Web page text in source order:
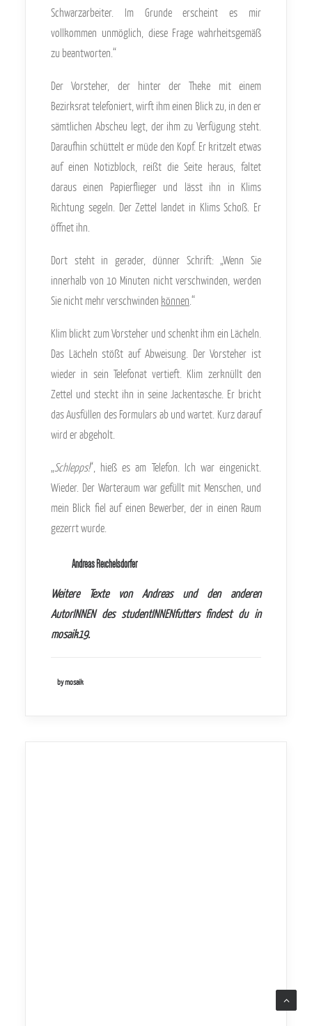
Schwarzarbeiter. Im Grunde erscheint es mir
vollkommen unmöglich, diese Frage wahrheitsgemäß
zu beantworten.“
Der Vorsteher, der hinter der Theke mit einem
Bezirksrat telefoniert, wirft ihm einen Blick zu, in den er
sämtlichen Abscheu legt, der ihm zu Verfügung steht.
Daraufhin schüttelt er müde den Kopf. Er kritzelt etwas
auf einen Notizblock, reißt die Seite heraus, faltet
daraus einen Papierflieger und lässt ihn in Klims
Richtung segeln. Der Zettel landet in Klims Schoß. Er
öffnet ihn.
Dort steht in gerader, dünner Schrift: „Wenn Sie
innerhalb von 10 Minuten nicht verschwinden, werden
Sie nicht mehr verschwinden können .“
Klim blickt zum Vorsteher und schenkt ihm ein Lächeln.
Das Lächeln stößt auf Abweisung. Der Vorsteher ist
wieder in sein Telefonat vertieft. Klim zerknüllt den
Zettel und steckt ihn in seine Jackentasche. Er bricht
das Ausfüllen des Formulars ab und wartet. Kurz darauf
wird er abgeholt.
„Schlepps!“, hieß es am Telefon. Ich war eingenickt.
Wieder. Der Warteraum war gefüllt mit Menschen, und
mein Blick fiel auf einen Bewerber, der in einen Raum
gezerrt wurde.
Andreas Reichelsdorfer
Weitere Texte von Andreas und den anderen
AutorINNEN des studentINNENfutters findest du in
mosaik19.
by mosaik